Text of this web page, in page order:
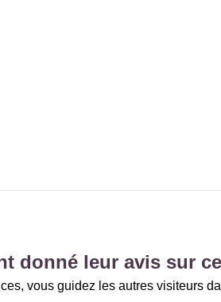
donné leur avis sur
vous guidez les autres visiteurs